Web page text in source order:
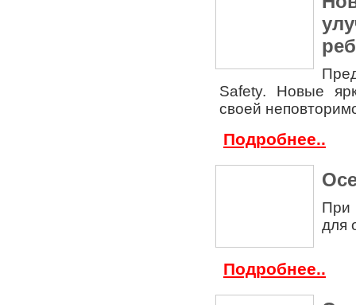
Safety. Новые
своей
Подробнее..
При
для
Подробнее..